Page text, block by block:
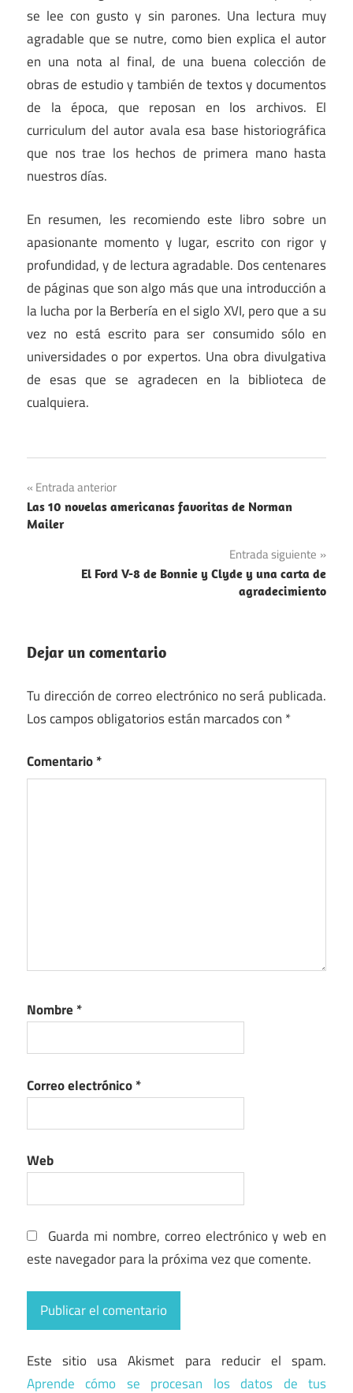
se lee con gusto y sin parones. Una lectura muy
agradable que se nutre, como bien explica el autor
en una nota al final, de una buena colección de
obras de estudio y también de textos y documentos
de la época, que reposan en los archivos. El
curriculum del autor avala esa base historiográfica
que nos trae los hechos de primera mano hasta
nuestros días.
En resumen, les recomiendo este libro sobre un
apasionante momento y lugar, escrito con rigor y
profundidad, y de lectura agradable. Dos centenares
de páginas que son algo más que una introducción a
la lucha por la Berbería en el siglo XVI, pero que a su
vez no está escrito para ser consumido sólo en
universidades o por expertos. Una obra divulgativa
de esas que se agradecen en la biblioteca de
cualquiera.
Navegación
de
Entrada anterior
Las 10 novelas americanas favoritas de Norman
Mailer
Entrada siguiente
El Ford V-8 de Bonnie y Clyde y una carta de
agradecimiento
Dejar un comentario
Tu dirección de correo electrónico no será publicada.
Los campos obligatorios están marcados con *
Comentario*
Nombre *
Correo electrónico*
Web
Guarda mi nombre, correo electrónico y web en
este navegador para la próxima vez que comente.
Este sitio usa Akismet para reducir el spam.
Aprende cómo se procesan los datos de tus